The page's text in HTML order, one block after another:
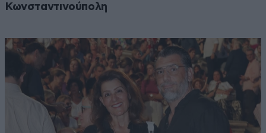
Κωνσταντινούπολη